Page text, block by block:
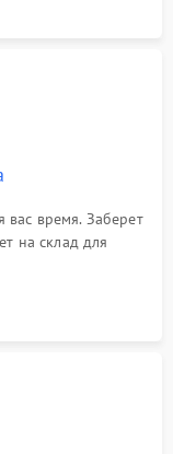
время. Заберет
на склад для